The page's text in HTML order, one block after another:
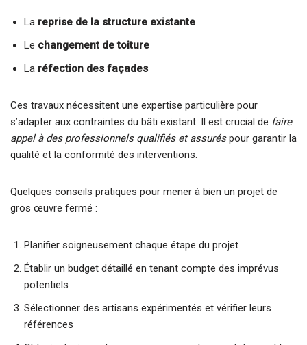
La reprise de la structure existante
Le changement de toiture
La réfection des façades
Ces travaux nécessitent une expertise particulière pour
s’adapter aux contraintes du bâti existant. Il est crucial de faire
appel à des professionnels qualifiés et assuréspour garantir la
qualité et la conformité des interventions.
Quelques conseils pratiques pour mener à bien un projet de
gros œuvre fermé :
Planifier soigneusement chaque étape du projet
Établir un budget détaillé en tenant compte des imprévus
potentiels
Sélectionner des artisans expérimentés et vérifier leurs
références